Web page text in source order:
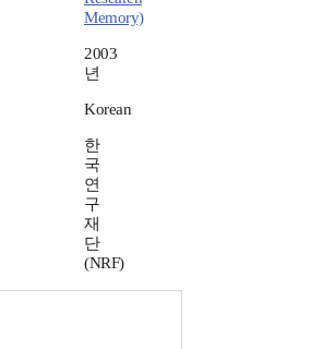
Memory)
2003
년
Korean
한
국
연
구
재
단
(NRF)